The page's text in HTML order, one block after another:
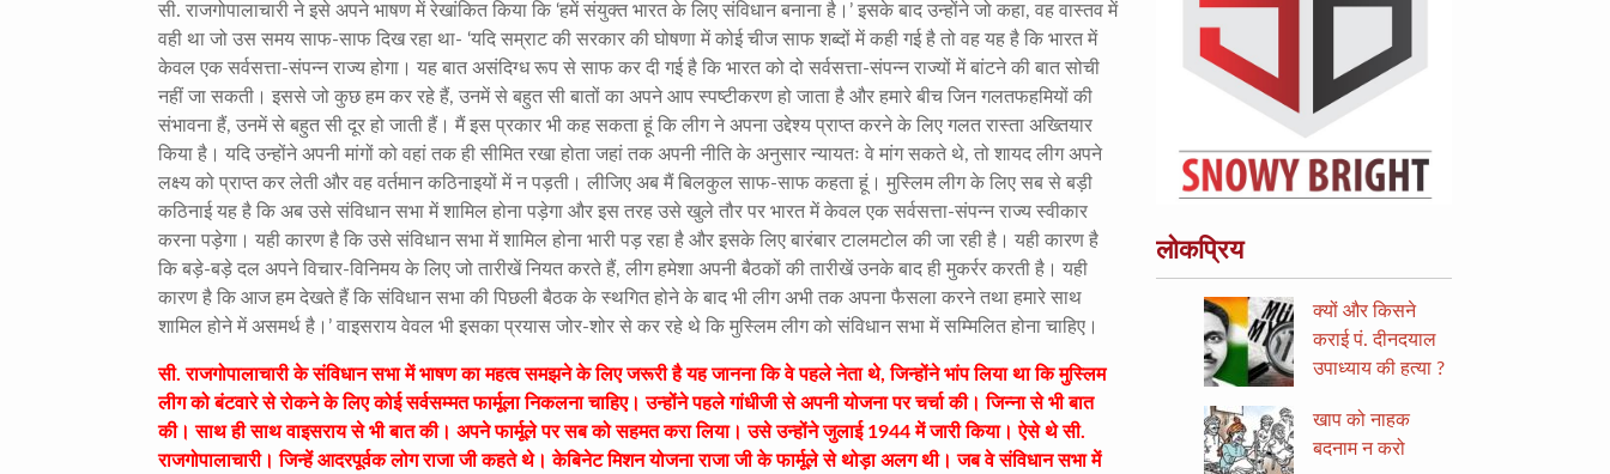
सी. राजगोपालाचारी ने इसे अपने भाषण में रेखांकित किया कि ‘हमें संयुक्त भारत के लिए संविधान बनाना है।’ इसके बाद उन्होंने जो कहा, वह वास्तव में
वही था जो उस समय साफ-साफ दिख रहा था- ‘यदि सम्राट की सरकार की घोषणा में कोई चीज साफ शब्दों में कही गई है तो वह यह है कि भारत में
केवल एक सर्वसत्ता-संपन्न राज्य होगा। यह बात असंदिग्ध रूप से साफ कर दी गई है कि भारत को दो सर्वसत्ता-संपन्न राज्यों में बांटने की बात सोची
नहीं जा सकती। इससे जो कुछ हम कर रहे हैं, उनमें से बहुत सी बातों का अपने आप स्पष्टीकरण हो जाता है और हमारे बीच जिन गलतफहमियों की
संभावना हैं, उनमें से बहुत सी दूर हो जाती हैं। मैं इस प्रकार भी कह सकता हूं कि लीग ने अपना उद्देश्य प्राप्त करने के लिए गलत रास्ता अख्तियार
किया है। यदि उन्होंने अपनी मांगों को वहां तक ही सीमित रखा होता जहां तक अपनी नीति के अनुसार न्यायतः वे मांग सकते थे, तो शायद लीग अपने
लक्ष्य को प्राप्त कर लेती और वह वर्तमान कठिनाइयों में न पड़ती। लीजिए अब मैं बिलकुल साफ-साफ कहता हूं। मुस्लिम लीग के लिए सब से बड़ी
कठिनाई यह है कि अब उसे संविधान सभा में शामिल होना पड़ेगा और इस तरह उसे खुले तौर पर भारत में केवल एक सर्वसत्ता-संपन्न राज्य स्वीकार
करना पड़ेगा। यही कारण है कि उसे संविधान सभा में शामिल होना भारी पड़ रहा है और इसके लिए बारंबार टालमटोल की जा रही है। यही कारण है
कि बड़े-बड़े दल अपने विचार-विनिमय के लिए जो तारीखें नियत करते हैं, लीग हमेशा अपनी बैठकों की तारीखें उनके बाद ही मुकर्रर करती है। यही
कारण है कि आज हम देखते हैं कि संविधान सभा की पिछली बैठक के स्थगित होने के बाद भी लीग अभी तक अपना फैसला करने तथा हमारे साथ
शामिल होने में असमर्थ है।’ वाइसराय वेवल भी इसका प्रयास जोर-शोर से कर रहे थे कि मुस्लिम लीग को संविधान सभा में सम्मिलित होना चाहिए।
सी. राजगोपालाचारी के संविधान सभा में भाषण का महत्व समझने के लिए जरूरी है यह जानना कि वे पहले नेता थे, जिन्होंने भांप लिया था कि मुस्लिम
लीग को बंटवारे से रोकने के लिए कोई सर्वसम्मत फार्मूला निकलना चाहिए। उन्होंने पहले गांधीजी से अपनी योजना पर चर्चा की। जिन्ना से भी बात
की। साथ ही साथ वाइसराय से भी बात की। अपने फार्मूले पर सब को सहमत करा लिया। उसे उन्होंने जुलाई 1944 में जारी किया। ऐसे थे सी.
राजगोपालाचारी। जिन्हें आदरपूर्वक लोग राजा जी कहते थे। केबिनेट मिशन योजना राजा जी के फार्मूले से थोड़ा अलग थी। जब वे संविधान सभा में
लोकप्रिय
क्यों और किसने
कराई पं. दीनदयाल
उपाध्याय की हत्या ?
खाप को नाहक
बदनाम न करो